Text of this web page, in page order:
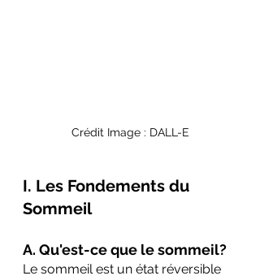
Crédit Image : DALL-E
I. Les Fondements du
Sommeil
A. Qu'est-ce que le sommeil?
Le sommeil est un état réversible